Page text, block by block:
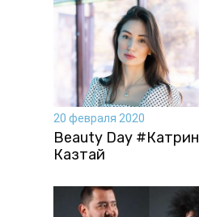
20 февраля 2020
Beauty Day #Катрин
Казтай